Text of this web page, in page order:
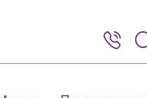
8
(495)
505-